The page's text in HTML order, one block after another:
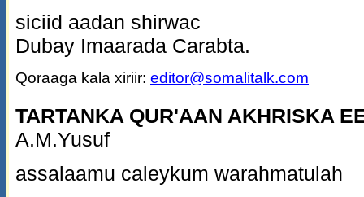
siciid aadan shirwac
Dubay Imaarada Carabta.
Qoraaga kala xiriir: editor@somalitalk.com
TARTANKA QUR'AAN AKHRISKA
A.M.Yusuf
assalaamu caleykum warahmatulah